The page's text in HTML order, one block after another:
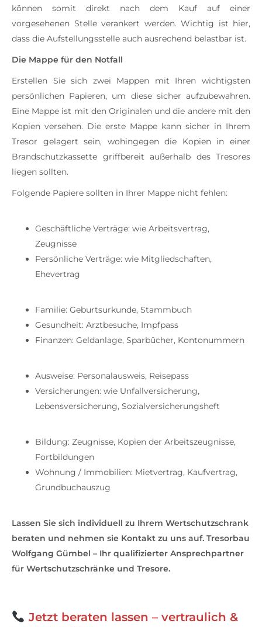
können somit direkt nach dem Kauf auf einer
vorgesehenen Stelle verankert werden. Wichtig ist hier,
dass die Aufstellungsstelle auch ausrechend belastbar ist.
Die Mappe für den Notfall
Erstellen Sie sich zwei Mappen mit Ihren wichtigsten
persönlichen Papieren, um diese sicher aufzubewahren.
Eine Mappe ist mit den Originalen und die andere mit den
Kopien versehen. Die erste Mappe kann sicher in Ihrem
Tresor gelagert sein, wohingegen die Kopien in einer
Brandschutzkassette griffbereit außerhalb des Tresores
liegen sollten.
Folgende Papiere sollten in Ihrer Mappe nicht fehlen:
Geschäftliche Verträge: wie Arbeitsvertrag,
Zeugnisse
Persönliche Verträge: wie Mitgliedschaften,
Ehevertrag
Familie: Geburtsurkunde, Stammbuch
Gesundheit: Arztbesuche, Impfpass
Finanzen: Geldanlage, Sparbücher, Kontonummern
Ausweise: Personalausweis, Reisepass
Versicherungen: wie Unfallversicherung,
Lebensversicherung, Sozialversicherungsheft
Bildung: Zeugnisse, Kopien der Arbeitszeugnisse,
Fortbildungen
Wohnung / Immobilien: Mietvertrag, Kaufvertrag,
Grundbuchauszug
Lassen Sie sich individuell zu Ihrem Wertschutzschrank
beraten und nehmen sie Kontakt zu uns auf. Tresorbau
Wolfgang Gümbel – Ihr qualifizierter Ansprechpartner
für Wertschutzschränke und Tresore.
Jetzt beraten lassen – vertraulich &